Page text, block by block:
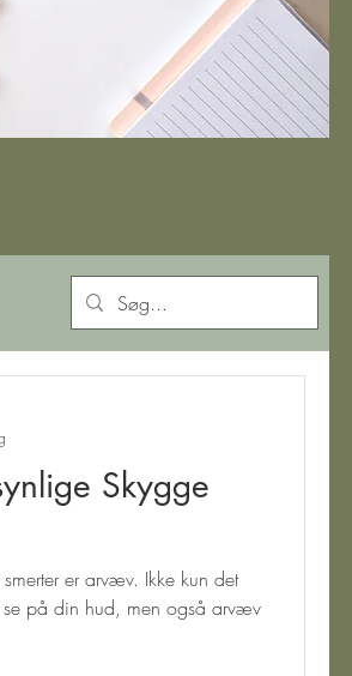
Skygge
er arvæv. Ikke kun det
på din hud, men også arvæv